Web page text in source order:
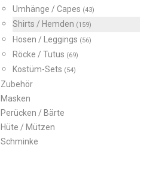
Umhänge / Capes (43)
Shirts / Hemden (159)
Hosen / Leggings (56)
Röcke / Tutus (69)
Kostüm-Sets (54)
Zubehör
Masken
Perücken / Bärte
Hüte / Mützen
Schminke